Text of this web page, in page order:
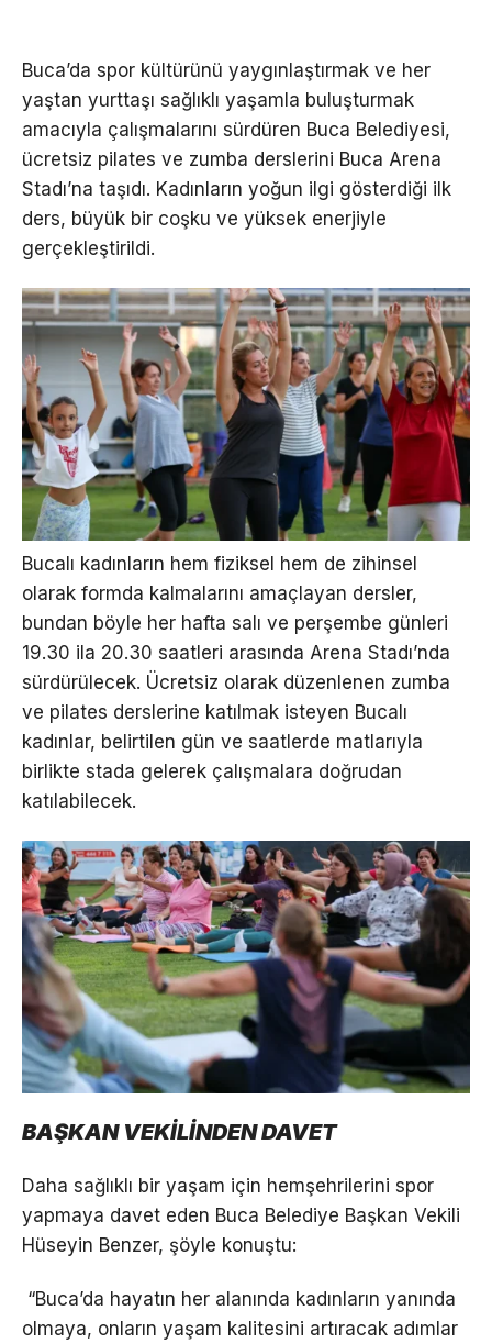
Buca’da spor kültürünü yaygınlaştırmak ve her
yaştan yurttaşı sağlıklı yaşamla buluşturmak
amacıyla çalışmalarını sürdüren Buca Belediyesi,
ücretsiz pilates ve zumba derslerini Buca Arena
Stadı’na taşıdı. Kadınların yoğun ilgi gösterdiği ilk
ders, büyük bir coşku ve yüksek enerjiyle
gerçekleştirildi.
Bucalı kadınların hem fiziksel hem de zihinsel
olarak formda kalmalarını amaçlayan dersler,
bundan böyle her hafta salı ve perşembe günleri
19.30 ila 20.30 saatleri arasında Arena Stadı’nda
sürdürülecek. Ücretsiz olarak düzenlenen zumba
ve pilates derslerine katılmak isteyen Bucalı
kadınlar, belirtilen gün ve saatlerde matlarıyla
birlikte stada gelerek çalışmalara doğrudan
katılabilecek.
BAŞKAN VEKİLİNDEN DAVET
Daha sağlıklı bir yaşam için hemşehrilerini spor
yapmaya davet eden Buca Belediye Başkan Vekili
Hüseyin Benzer, şöyle konuştu:
“Buca’da hayatın her alanında kadınların yanında
olmaya, onların yaşam kalitesini artıracak adımlar